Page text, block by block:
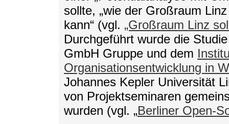
sollte, „wie der Großraum
kann“ (vgl. „Großraum Linz
Durchgeführt wurde die
GmbH Gruppe und dem
Organisationsentwicklung in
Johannes Kepler Universität
von Projektseminaren
wurden (vgl. „Berliner Open-